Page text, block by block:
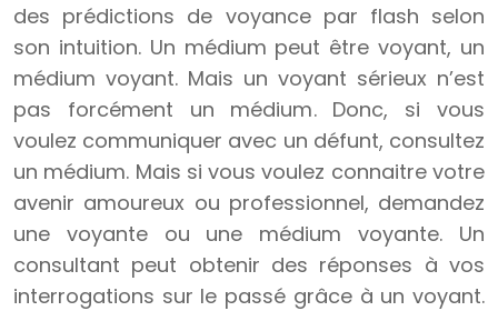
des prédictions de voyance par flash selon
son intuition. Un médium peut être voyant, un
médium voyant. Mais un voyant sérieux n’est
pas forcément un médium. Donc, si vous
voulez communiquer avec un défunt, consultez
un médium. Mais si vous voulez connaitre votre
avenir amoureux ou professionnel, demandez
une voyante ou une médium voyante. Un
consultant peut obtenir des réponses à vos
interrogations sur le passé grâce à un voyant.